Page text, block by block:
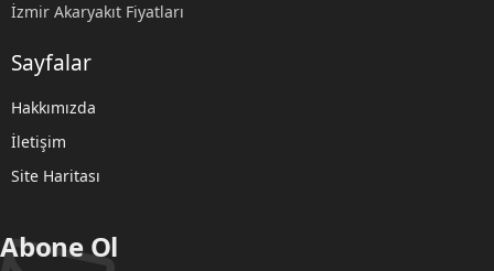
İzmir Akaryakıt Fiyatları
Sayfalar
Hakkımızda
İletişim
Site Haritası
Abone Ol